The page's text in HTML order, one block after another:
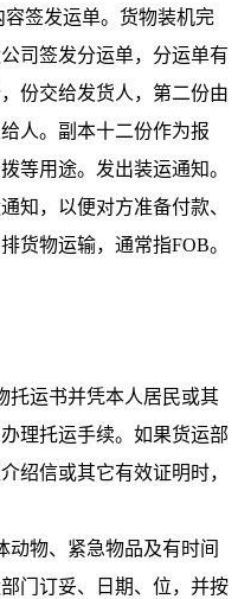
签发运单。货物装机完
司签发分运单，分运单有
份交给发货人，第二份由
人。副本十二份作为报
等用途。发出装运通知。
知，以便对方准备付款、
货物运输，通常指FOB。
托运书并凭本人居民或其
理托运手续。如果货运部
绍信或其它有效证明时，
动物、紧急物品及有时间
门订妥、日期、位，并按